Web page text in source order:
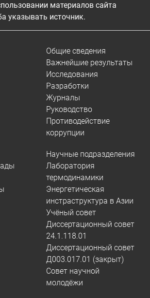
материалов сайта
указывать источник.
Общие сведения
Важнейшие результаты
Исследования
Разработки
Журналы
Руководство
Противодействие
коррупции
Научные подразделения
Лаборатория
термодинамики
Энергетическая
инстраструктура в Азии
Учёный совет
Диссертационный совет
24.1.118.01
Диссертационный совет
Д003.017.01 (закрыт)
Совет научной
молодёжи